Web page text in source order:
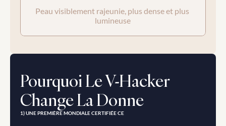
Peau visiblement rajeunie, plus dense et plus
lumineuse
Pourquoi Le V-Hacker
Change La Donne
1) UNE PREMIÈRE MONDIALE CERTIFIÉE CE